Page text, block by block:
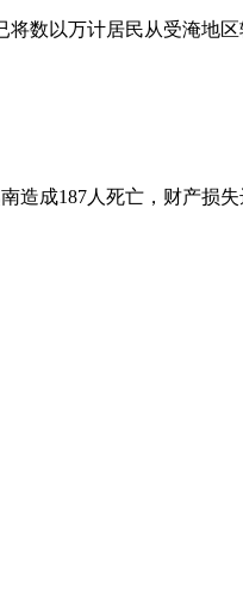
数以万计居民从受淹地
造成187人死亡，财产损